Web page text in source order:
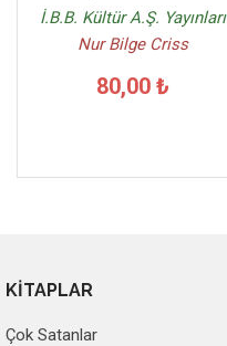
İ.B.B. Kültür A.Ş. Yayınları
Nur Bilge Criss
80,00 ₺
KİTAPLAR
Çok Satanlar